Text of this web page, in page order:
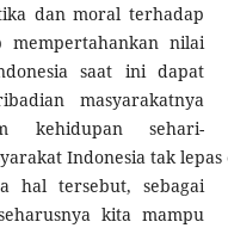
dan moral terhadap
nilai
saat ini dapat
masyarakatnya
kehidupan sehari-
Indonesia tak
hal tersebut, sebagai
kita mampu